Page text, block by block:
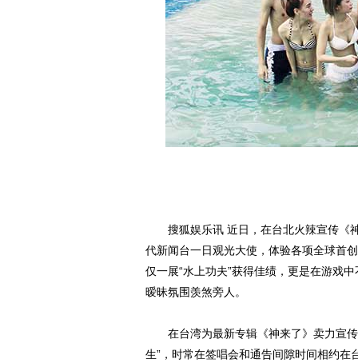
搜狐娱乐讯 近日，在台北火辣宣传《
代新闻台一日观光大使，体验各项全球首
仅一展“水上功夫”获得佳绩，更是在游戏
暧昧氛围羡煞旁人。
在台湾为最新专辑《神来了》卖力宣传
生”，时常在签唱会和通告间隙时间相约在